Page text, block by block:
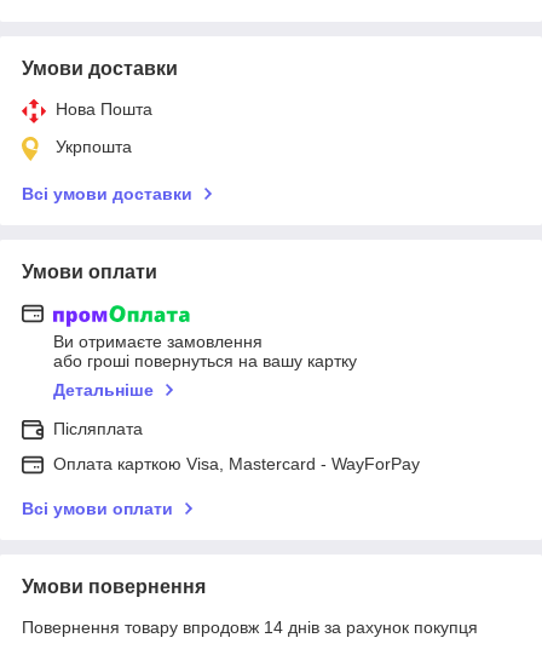
Умови доставки
Нова Пошта
Укрпошта
Всі умови доставки
Умови оплати
Ви отримаєте замовлення
або гроші повернуться на вашу картку
Детальніше
Післяплата
Оплата карткою Visa, Mastercard - WayForPay
Всі умови оплати
Умови повернення
Повернення товару впродовж 14 днів за рахунок покупця